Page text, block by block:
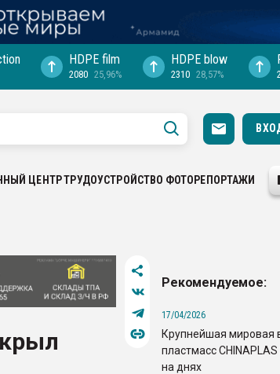
HDPE film
2080 25,96%
HDPE blow
2310 28,57%
ЦЕНТРТРУДОУСТРОЙСТВО ФОТОРЕПОРТАЖИ
Рекомендуемое:
17/04/2026
Крупнейшая мировая
пластмасс
на днях